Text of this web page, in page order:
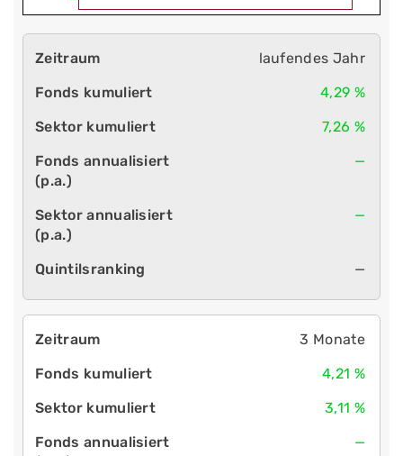
laufendes Jahr
4,29 %
7,26 %
—
—
—
3 Monate
4,21 %
3,11 %
—